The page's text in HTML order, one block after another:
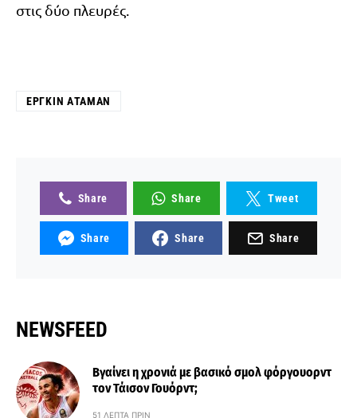
στις δύο πλευρές.
ΕΡΓΚΊΝ ΑΤΑΜΆΝ
Share Share Tweet
Share Share Share
NEWSFEED
Βγαίνει η χρονιά με βασικό σμολ φόργουορντ
τον Τάισον Γουόρντ;
51 ΛΕΠΤΆ ΠΡΙΝ